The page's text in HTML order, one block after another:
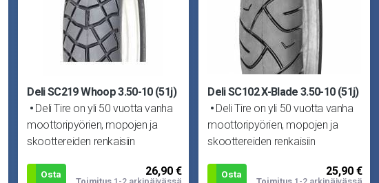
Deli SC219 Whoop 3.50-10 (51j)
Deli Tire on yli 50 vuotta vanha
moottoripyörien, mopojen ja
skoottereiden renkaisiin
Osta 26,90 €
Deli SC102 X-Blade 3.50-10 (51j)
Deli Tire on yli 50 vuotta vanha
moottoripyörien, mopojen ja
skoottereiden renkaisiin
Osta 25,90 €